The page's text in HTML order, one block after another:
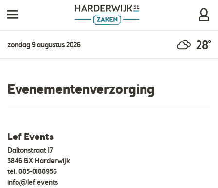
zondag 9 augustus 2026 28°
Evenementenverzorging
Lef Events
Daltonstraat 17
3846 BX Harderwijk
tel. 085-0188956
info@lef.events